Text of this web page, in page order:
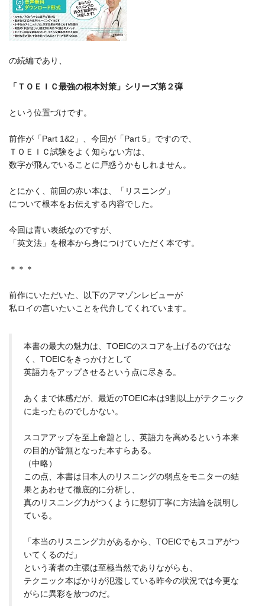
の続編であり、
「ＴＯＥＩＣ最強の根本対策」シリーズ第２弾
という位置づけです。
前作が「Part 1&2」、今回が「Part 5」ですので、
ＴＯＥＩＣ試験をよく知らない方は、
数字が飛んでいることに戸惑うかもしれません。
とにかく、前回の赤い本は、「リスニング」
について根本をお伝えする内容でした。
今回は青い表紙なのですが、
「英文法」を根本から身につけていただく本です。
＊＊＊
前作にいただいた、以下のアマゾンレビューが
私ロイの言いたいことを代弁してくれています。
本書の最大の魅力は、TOEICのスコアを上げるのではな
く、TOEICをきっかけとして
英語力をアップさせるという点に尽きる。
あくまで体感だが、最近のTOEIC本は9割以上がテクニック
に走ったものでしかない。
スコアアップを至上命題とし、英語力を高めるという本来
の目的が皆無となった本すらある。
（中略）
この点、本書は日本人のリスニングの弱点をモニターの結
果とあわせて徹底的に分析し、
真のリスニング力がつくように懇切丁寧に方法論を説明し
ている。
「本当のリスニング力があるから、TOEICでもスコアがつ
いてくるのだ」
という著者の主張は至極当然でありながらも、
テクニック本ばかりが氾濫している昨今の状況では今更な
がらに異彩を放つのだ。